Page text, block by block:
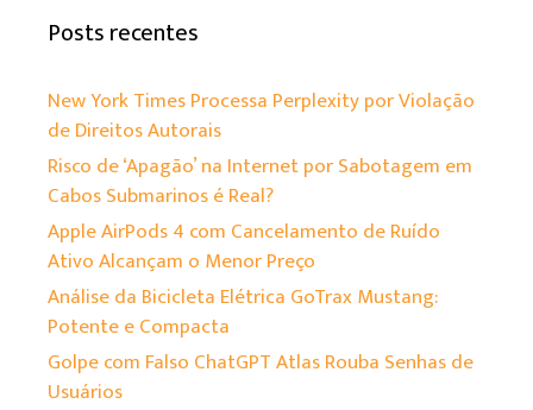
Posts recentes
New York Times Processa Perplexity por Violação
de Direitos Autorais
Risco de ‘Apagão’ na Internet por Sabotagem em
Cabos Submarinos é Real?
Apple AirPods 4 com Cancelamento de Ruído
Ativo Alcançam o Menor Preço
Análise da Bicicleta Elétrica GoTrax Mustang:
Potente e Compacta
Golpe com Falso ChatGPT Atlas Rouba Senhas de
Usuários